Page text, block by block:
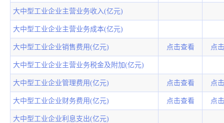
大中型工业企业主营业务收入(亿元)
大中型工业企业主营业务成本(亿元)
大中型工业企业销售费用(亿元) 点击查看 点
大中型工业企业主营业务税金及附加(亿元)
大中型工业企业管理费用(亿元) 点击查看 点
大中型工业企业财务费用(亿元) 点击查看 点
大中型工业企业利息支出(亿元)